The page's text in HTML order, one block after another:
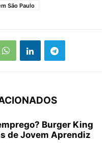
São Paulo
Burger King
de Jovem Aprendiz